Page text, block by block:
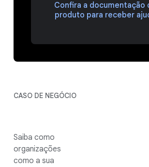
Confira a documentação
produto para receber
CASO DE NEGÓCIO
Saiba como
organizações
como a sua